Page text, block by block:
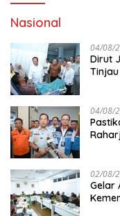
Nasional
04/08/
Dirut
04/08/
02/08/
Gelar